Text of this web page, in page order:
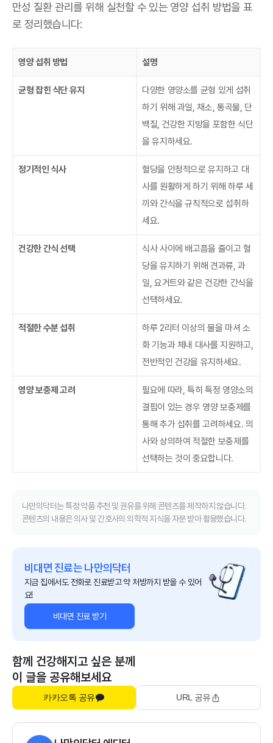
만성 질환 관리를 위해 실천할 수 있는 영양 섭취 방법을 표
로 정리했습니다:
영양 섭취 방법 설명
균형 잡힌 식단 유지
다양한 영양소를 균형 있게 섭취
하기 위해 과일, 채소, 통곡물, 단
백질, 건강한 지방을 포함한 식단
을 유지하세요.
정기적인 식사
혈당을 안정적으로 유지하고 대
사를 원활하게 하기 위해 하루 세
끼와 간식을 규칙적으로 섭취하
세요.
건강한 간식 선택
식사 사이에 배고픔을 줄이고 혈
당을 유지하기 위해 견과류, 과
일, 요거트와 같은 건강한 간식을
선택하세요.
적절한 수분 섭취
하루 2리터 이상의 물을 마셔 소
화 기능과 체내 대사를 지원하고,
전반적인 건강을 유지하세요.
영양 보충제 고려
필요에 따라, 특히 특정 영양소의
결핍이 있는 경우 영양 보충제를
통해 추가 섭취를 고려하세요. 의
사와 상의하여 적절한 보충제를
선택하는 것이 중요합니다.
나만의닥터는 특정 약품 추천 및 권유를 위해 콘텐츠를 제작하지 않습니다.
콘텐츠의 내용은 의사 및 간호사의 의학적 지식을 자문 받아 활용했습니다.
비대면 진료는 나만의닥터
지금 집에서도 전화로 진료받고 약 처방까지 받을 수 있어
요!
비대면 진료 받기
함께 건강해지고 싶은 분께
이 글을 공유해보세요
카카오톡 공유 URL 공유